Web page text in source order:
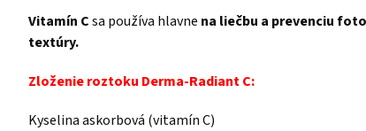
Vitamín Csa používa hlavne na liečbu a prevenciu
textúry.
Zloženie roztoku Derma-Radiant C:
Kyselina askorbová (vitamín C)